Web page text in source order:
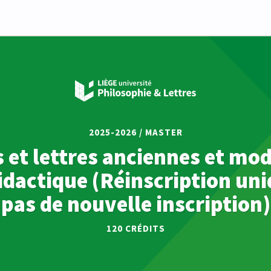
2025-2026 / MASTER
et lettres anciennes et
(Réinscription
pas de nouvelle inscription)
120 CRÉDITS